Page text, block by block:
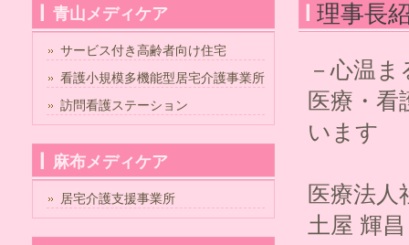
理事長
－心温
医療・
います
医療法
土屋 輝
青山メディケア
サービス付き高齢者向け住宅
看護小規模多機能型居宅介護事業所
訪問看護ステーション
麻布メディケア
居宅介護支援事業所